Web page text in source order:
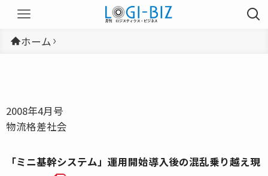
ホーム
2008年4月号
物流格差社会
「ミニ基幹システム」運用開始導入後の混乱乗り越え現